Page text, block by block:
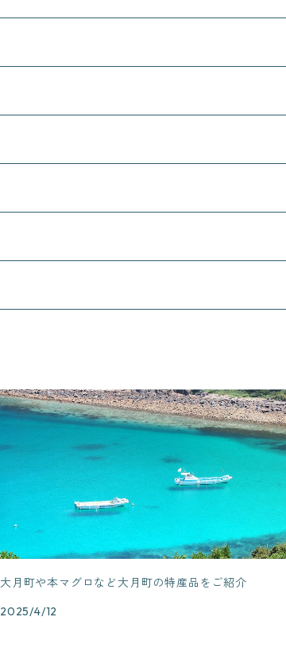
大月町や本マグロなど大月町の特産品をご紹介
2025/4/12